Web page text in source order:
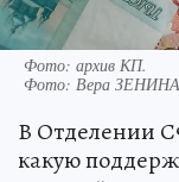
Фото: архив КП.
Фото: Вера
В Отделении
какую